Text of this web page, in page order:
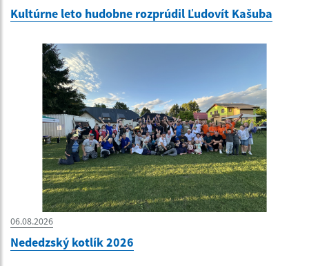
Kultúrne leto hudobne rozprúdil Ľudovít Kašuba
06.08.2026
Nededzský kotlík 2026